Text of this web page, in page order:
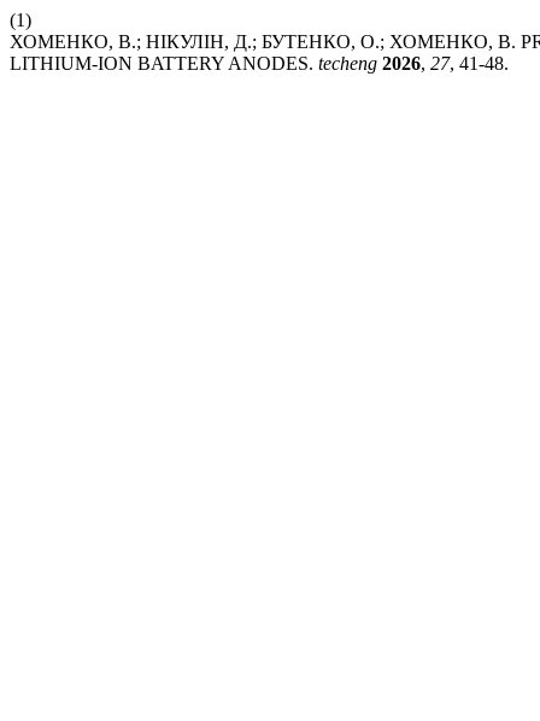
(1)
ХОМЕНКО, В.; НІКУЛІН, Д.; БУТЕНКО, О.; ХОМЕНКО, В.
LITHIUM-ION BATTERY ANODES. techeng 2026, 27, 41-48.